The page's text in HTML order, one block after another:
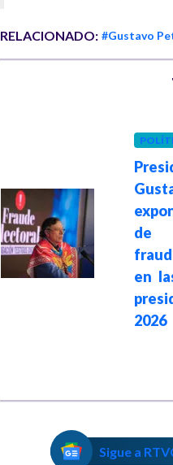
RELACIONADO: #Gustavo
de
en
2026
Sigue a